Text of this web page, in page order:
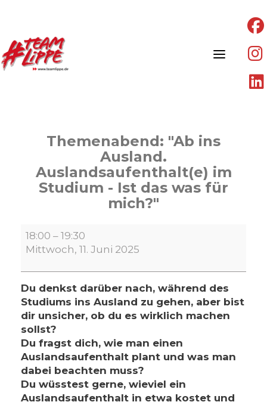
Themenabend: "Ab ins
Ausland.
Auslandsaufenthalt(e) im
Studium - Ist das was für
mich?"
Themenabend:
"Ab
Ausland.
Auslandsaufenthalt(e)
im
Studium
-
Ist
das
was
für
mich?"
18:00 – 19:30
Mittwoch, 11. Juni 2025
Du denkst darüber nach, während des
Studiums ins Ausland zu gehen, aber bist
dir unsicher, ob du es wirklich machen
sollst?
Du fragst dich, wie man einen
Auslandsaufenthalt plant und was man
dabei beachten muss?
Du wüsstest gerne, wieviel ein
Auslandsaufenthalt in etwa kostet und